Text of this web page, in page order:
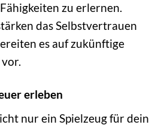
zu erlernen.
das Selbstvertrauen
es auf zukünftige
erleben
nur ein Spielzeug für dein